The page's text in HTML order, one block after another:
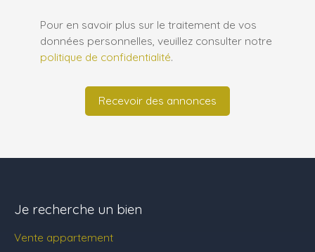
Pour en savoir plus sur le traitement de vos
données personnelles, veuillez consulter notre
politique de confidentialité.
Recevoir des annonces
Je recherche un bien
Vente appartement